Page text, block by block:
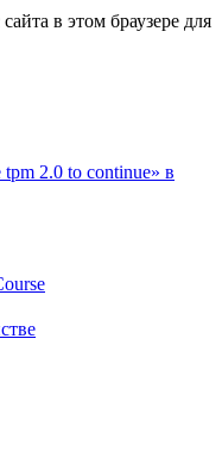
в этом браузере для
2.0 to continue» в